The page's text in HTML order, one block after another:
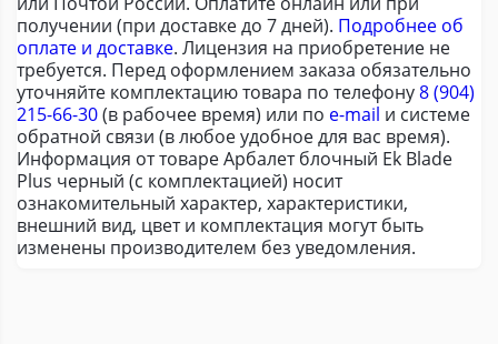
получении (при доставке до 7 дней). Подробнее об
оплате и доставке. Лицензия на приобретение не
требуется. Перед оформлением заказа обязательно
уточняйте комплектацию товара по телефону8 (904)
215-66-30(в рабочее время) или по e-mail и системе
обратной связи (в любое удобное для вас время).
Информация от товаре Арбалет блочный Ek Blade
Plus черный (с комплектацией) носит
ознакомительный характер, характеристики,
внешний вид, цвет и комплектация могут быть
изменены производителем без уведомления.